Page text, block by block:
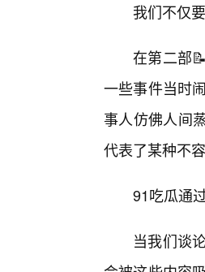
我们不仅
在第二部
一些事件当时
事人仿佛人间
代表了某种不
91吃瓜通
当我们谈